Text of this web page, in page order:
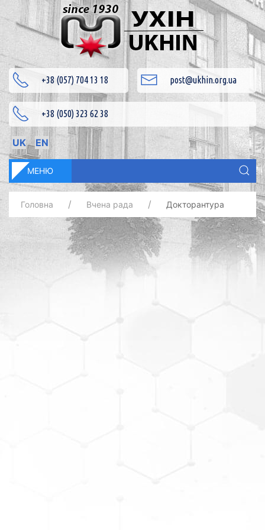
+38 (057) 704 13 18 post@ukhin.org.ua
+38 (050) 323 62 38
UK EN
МЕНЮ
Головна Вчена рада Докторантура